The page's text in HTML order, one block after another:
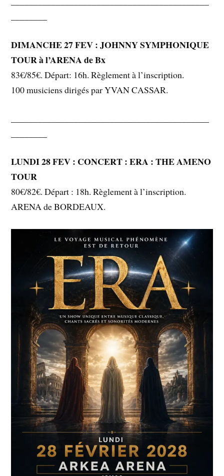
DIMANCHE 27 FEV : JOHNNY SYMPHONIQUE
TOUR à l’ARENA de Bx
83€/85€. Départ: 16h. Règlement à l’inscription.
100 musiciens dirigés par YVAN CASSAR.
LUNDI 28 FEV : CONCERT : ERA : THE AMENO
TOUR
80€/82€. Départ : 18h. Règlement à l’inscription.
ARENA de BORDEAUX.